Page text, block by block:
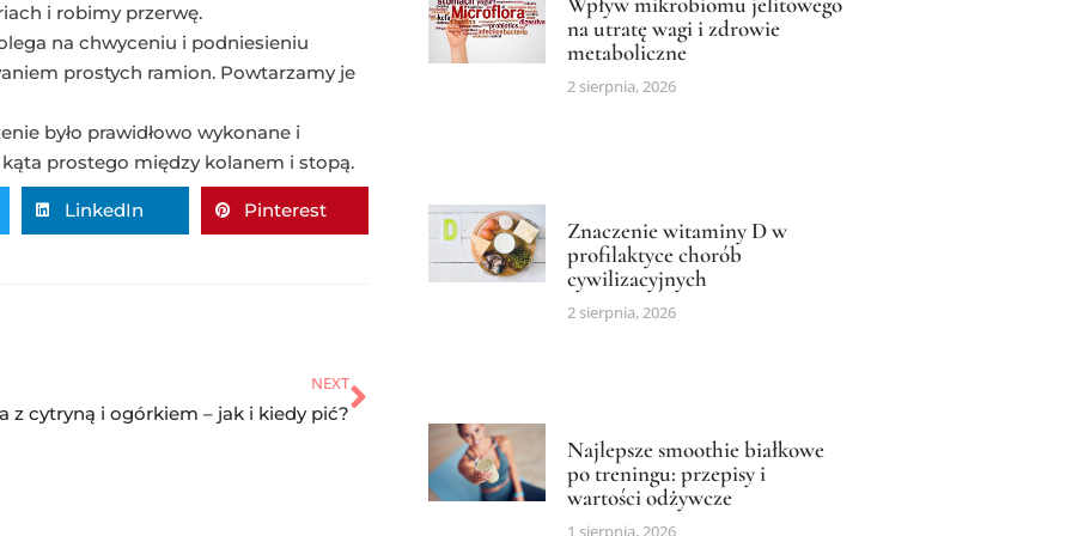
i robimy przerwę.
na chwyceniu i podniesieniu
prostych ramion. Powtarzamy je
było prawidłowo wykonane i
prostego między kolanem i stopą.
LinkedIn Pinterest
NEXT
z cytryną i ogórkiem – jak i kiedy pić?
na utratę wagi i zdrowie
metaboliczne
2 sierpnia, 2026
Znaczenie witaminy D w
profilaktyce chorób
cywilizacyjnych
2 sierpnia, 2026
Najlepsze smoothie białkowe
po treningu: przepisy i
wartości odżywcze
1 sierpnia, 2026